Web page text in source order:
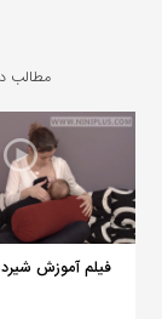
مطالب
فیلم آموزش